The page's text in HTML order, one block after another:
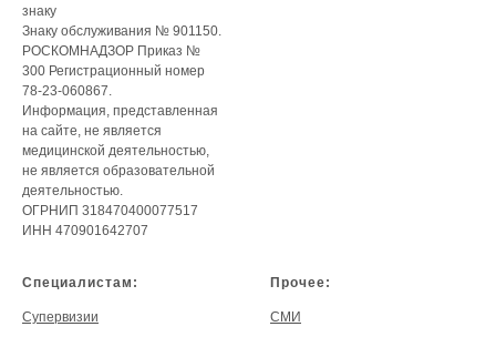
знаку
Знаку обслуживания № 901150.
РОСКОМНАДЗОР Приказ №
300 Регистрационный номер
78-23-060867.
Информация, представленная
на сайте, не является
медицинской деятельностью,
не является образовательной
деятельностью.
ОГРНИП 318470400077517
ИНН 470901642707
Специалистам:
Супервизии
Прочее:
СМИ